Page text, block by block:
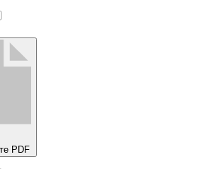
PDF